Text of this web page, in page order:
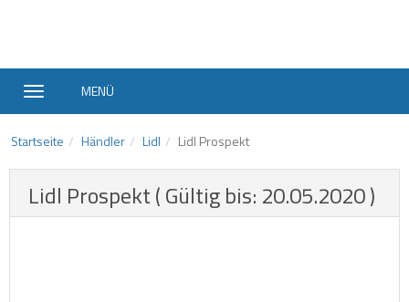
MENÜ
Startseite Händler Lidl Lidl Prospekt
Lidl Prospekt ( Gültig bis: 20.05.2020 )